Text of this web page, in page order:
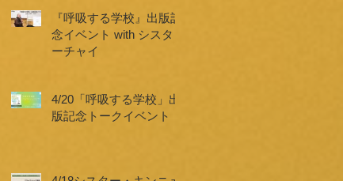
『呼吸する学校』出版記
念イベント with シスタ
ーチャイ
4/20「呼吸する学校」出
版記念トークイベント